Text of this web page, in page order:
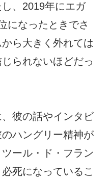
、2019年にエガ
になったときでさ
ら大きく外れては
られないほどだっ
彼の話やインタビ
ハングリー精神が
ール・ド・フラン
死になっているこ